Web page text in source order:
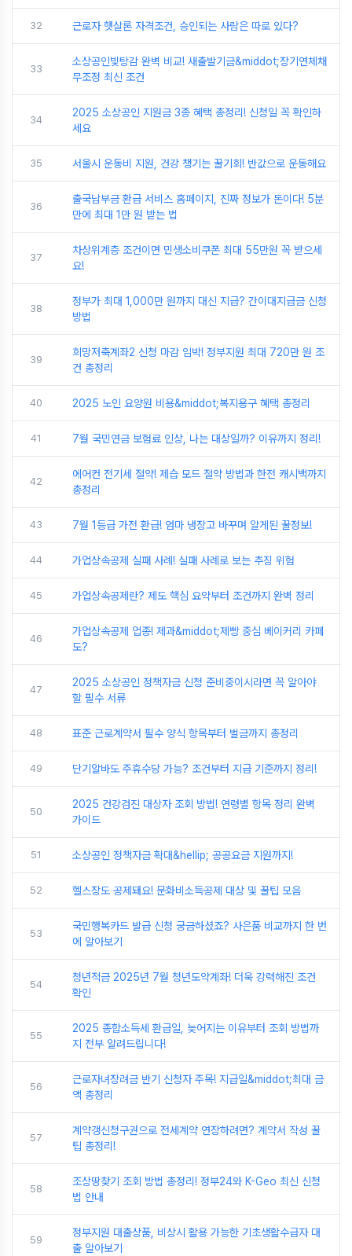
32 근로자 햇살론 자격조건, 승인되는 사람은 따로 있다?
33
소상공인빚탕감 완벽 비교! 새출발기금&middot;장기연체채
무조정 최신 조건
34
2025 소상공인 지원금 3종 혜택 총정리! 신청일 꼭 확인하
세요
35 서울시 운동비 지원, 건강 챙기는 꿀기회! 반값으로 운동해요
36
출국납부금 환급 서비스 홈페이지, 진짜 정보가 돈이다! 5분
만에 최대 1만 원 받는 법
37
차상위계층 조건이면 민생소비쿠폰 최대 55만원 꼭 받으세
요!
38
정부가 최대 1,000만 원까지 대신 지급? 간이대지급금 신청
방법
39
희망저축계좌2 신청 마감 임박! 정부지원 최대 720만 원 조
건 총정리
40 2025 노인 요양원 비용&middot;복지용구 혜택 총정리
41 7월 국민연금 보험료 인상, 나는 대상일까? 이유까지 정리!
42
에어컨 전기세 절약! 제습 모드 절약 방법과 한전 캐시백까지
총정리
43 7월 1등급 가전 환급! 엄마 냉장고 바꾸며 알게된 꿀정보!
44 가업상속공제 실패 사례! 실패 사례로 보는 추징 위험
45 가업상속공제란? 제도 핵심 요약부터 조건까지 완벽 정리
46
가업상속공제 업종! 제과&middot;제빵 중심 베이커리 카페
도?
47
2025 소상공인 정책자금 신청 준비중이시라면 꼭 알아야
할 필수 서류
48 표준 근로계약서 필수 양식 항목부터 벌금까지 총정리
49 단기알바도 주휴수당 가능? 조건부터 지급 기준까지 정리!
50
2025 건강검진 대상자 조회 방법! 연령별 항목 정리 완벽
가이드
51 소상공인 정책자금 확대&hellip; 공공요금 지원까지!
52 헬스장도 공제돼요! 문화비소득공제 대상 및 꿀팁 모음
53
국민행복카드 발급 신청 궁금하셨죠? 사은품 비교까지 한 번
에 알아보기
54
청년적금 2025년 7월 청년도약계좌! 더욱 강력해진 조건
확인
55
2025 종합소득세 환급일, 늦어지는 이유부터 조회 방법까
지 전부 알려드립니다!
56
근로자녀장려금 반기 신청자 주목! 지급일&middot;최대 금
액 총정리
57
계약갱신청구권으로 전세계약 연장하려면? 계약서 작성 꿀
팁 총정리!
58
조상땅찾기 조회 방법 총정리! 정부24와 K-Geo 최신 신청
법 안내
59
정부지원 대출상품, 비상시 활용 가능한 기초생활수급자 대
출 알아보기